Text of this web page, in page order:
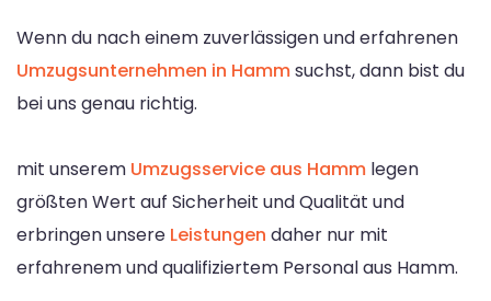
Wenn du nach einem zuverlässigen und erfahrenen
Umzugsunternehmen in Hammsuchst, dann bist du
bei uns genau richtig.
mit unserem Umzugsservice aus Hamm legen
größten Wert auf Sicherheit und Qualität und
erbringen unsere Leistungen daher nur mit
erfahrenem und qualifiziertem Personal aus Hamm.